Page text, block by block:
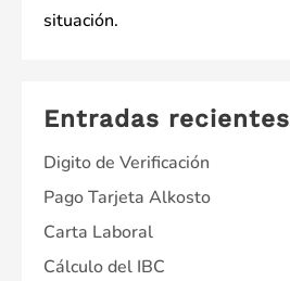
situación.
Entradas recientes
Digito de Verificación
Pago Tarjeta Alkosto
Carta Laboral
Cálculo del IBC